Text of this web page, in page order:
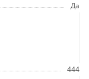
Да
444